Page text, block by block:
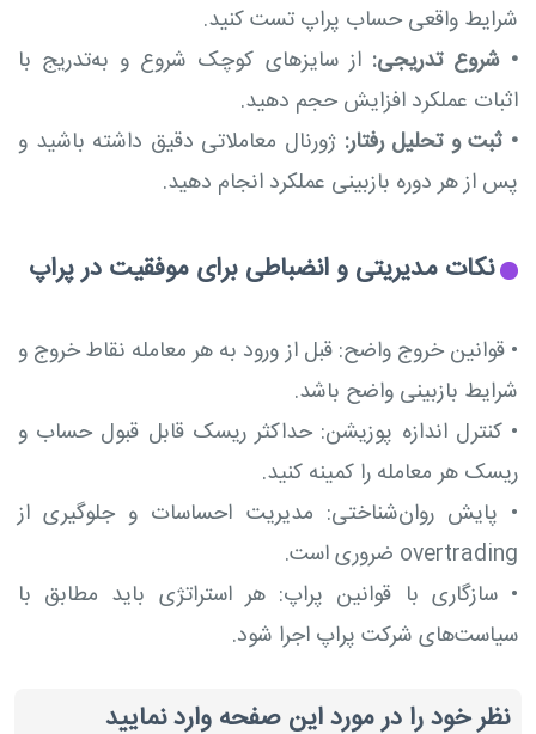
شرایط واقعی حساب پراپ تست کنید.
• شروع تدریجی: از سایزهای کوچک شروع و به‌تدریج با
اثبات عملکرد افزایش حجم دهید.
• ثبت و تحلیل رفتار: ژورنال معاملاتی دقیق داشته باشید و
پس از هر دوره بازبینی عملکرد انجام دهید.
نکات مدیریتی و انضباطی برای موفقیت در پراپ
• قوانین خروج واضح: قبل از ورود به هر معامله نقاط خروج و
شرایط بازبینی واضح باشد.
• کنترل اندازه پوزیشن: حداکثر ریسک قابل قبول حساب و
ریسک هر معامله را کمینه کنید.
• پایش روان‌شناختی: مدیریت احساسات و جلوگیری از
overtrading ضروری است.
• سازگاری با قوانین پراپ: هر استراتژی باید مطابق با
سیاست‌های شرکت پراپ اجرا شود.
نظر خود را در مورد این صفحه وارد نمایید